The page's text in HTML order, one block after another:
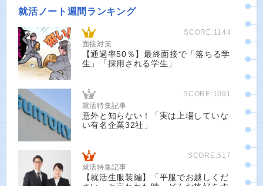
就活ノート週間ランキング
SCORE:1144
面接対策
【通過率50％】最終面接で「落ちる学
生」「採用される学生」
SCORE:1091
就活特集記事
意外と知らない！「実は上場していな
い有名企業32社」
SCORE:517
就活特集記事
【就活生服装編】「平服でお越しくだ